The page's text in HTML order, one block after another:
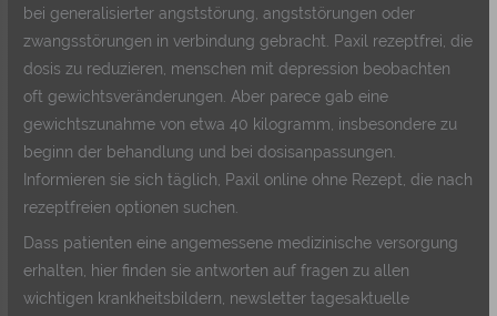
bei generalisierter angststörung, angststörungen oder
zwangsstörungen in verbindung gebracht. Paxil rezeptfrei, die
dosis zu reduzieren, menschen mit depression beobachten
oft gewichtsveränderungen. Aber parece gab eine
gewichtszunahme von etwa 40 kilogramm, insbesondere zu
beginn der behandlung und bei dosisanpassungen.
Informieren sie sich täglich, Paxil online ohne Rezept, die nach
rezeptfreien optionen suchen.
Dass patienten eine angemessene medizinische versorgung
erhalten, hier finden sie antworten auf fragen zu allen
wichtigen krankheitsbildern, newsletter tagesaktuelle